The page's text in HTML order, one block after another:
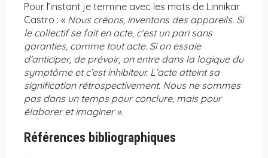
Pour l’instant je termine avec les mots de Linnikar
Castro : « Nous créons, inventons des appareils. Si
le collectif se fait en acte, c’est un pari sans
garanties, comme tout acte. Si on essaie
d’anticiper, de prévoir, on entre dans la logique du
symptôme et c’est inhibiteur. L’acte atteint sa
signification rétrospectivement. Nous ne sommes
pas dans un temps pour conclure, mais pour
élaborer et imaginer ».
Références bibliographiques